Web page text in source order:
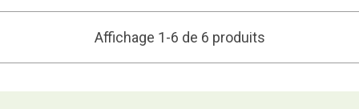
Affichage 1-6 de 6 produits